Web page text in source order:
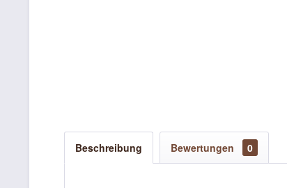
Beschreibung Bewertungen 0